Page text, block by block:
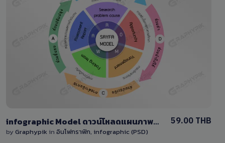
View Details
13 Sales
infographic Model ดาวน์โหลดแผนภาพแบบจำลองโมเดล แก้ไขได้
by Graphypik in อินโฟกราฟิก, infographic (PSD)
59.00 THB